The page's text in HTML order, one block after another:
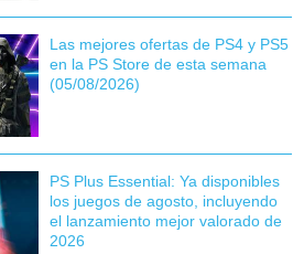
Las mejores ofertas de PS4 y PS5
en la PS Store de esta semana
(05/08/2026)
PS Plus Essential: Ya disponibles
los juegos de agosto, incluyendo
el lanzamiento mejor valorado de
2026